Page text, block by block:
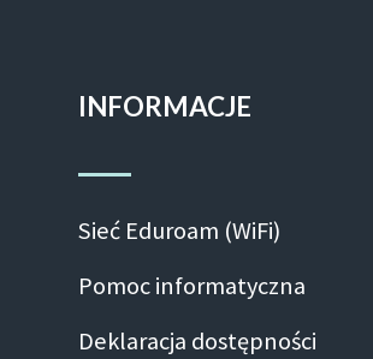
INFORMACJE
Sieć Eduroam (WiFi)
Pomoc informatyczna
Deklaracja dostępności